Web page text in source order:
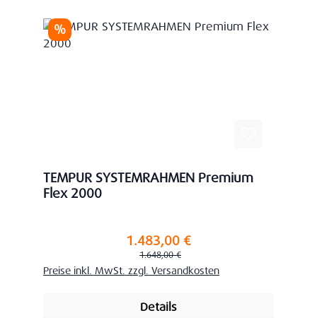
Rabatt
%
TEMPUR SYSTEMRAHMEN Premium
Flex 2000
Verkaufspreis:1.483,00 €
Regulärer Preis:
1.648,00 €
Preise inkl. MwSt. zzgl. Versandkosten
Details